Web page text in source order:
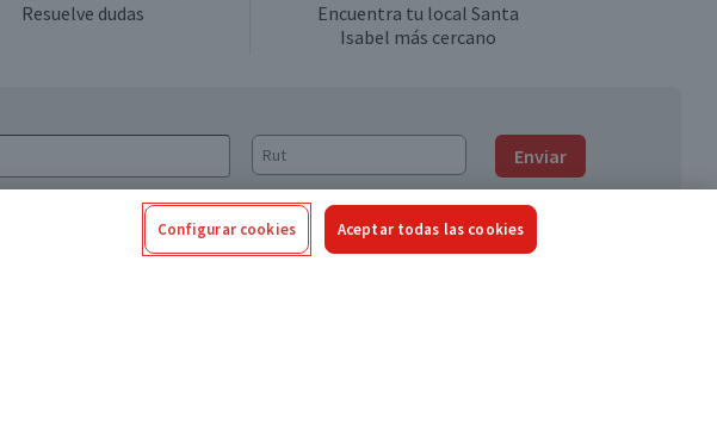
Resuelve dudas
Encuentra tu local Santa
Isabel más cercano
Enviar
Configurar cookies Aceptar todas las cookies